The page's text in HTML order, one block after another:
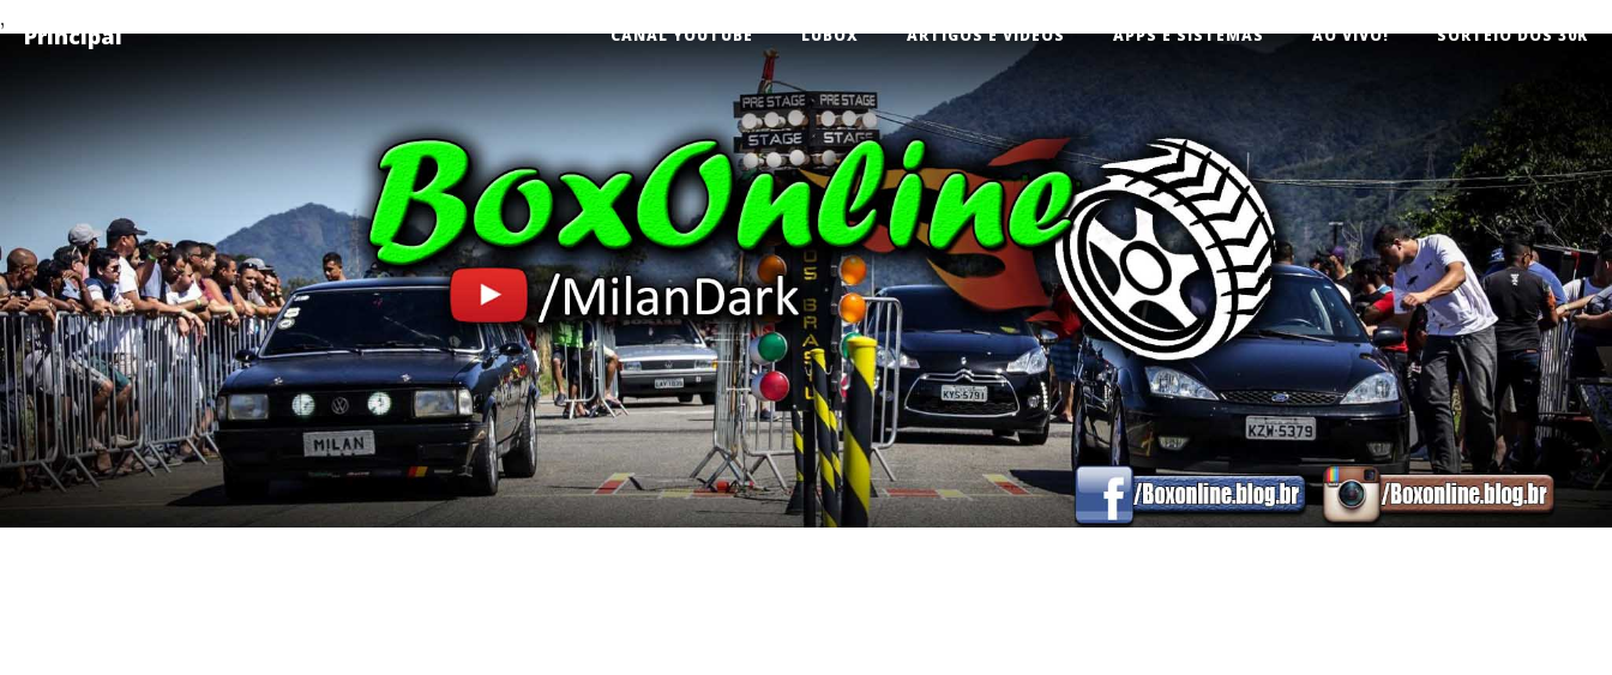
,
Principal CANAL YOUTUBE LUBOX ARTIGOS E VÍDEOS APPS E SISTEMAS AO VIVO! SORTEIO DOS 30K